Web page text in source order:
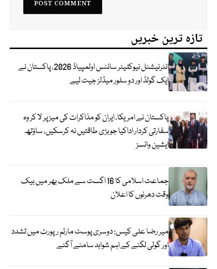
تازہ ترین خبریں
انٹرنیشنل نیوکلیئر سائنس اولمپیاڈ 2026، پاکستان نے
ایک گولڈ اور دو سلور میڈلز جیت لیے
پاکستان نے امریکا، ایران کو مذاکرات کی میز پر لا کر وہ
سفارتی کردار اداکیا جو بڑی طاقتیں نہ کرسکیں، ساؤتھ
ایشین وائسز
جماعت اسلامی کا 16 اگست سے ملک بھر میں بیک
وقت دھرنوں کا اعلان
میر رضا علی کیس: دوسری پوسٹ مارٹم رپورٹ میں تشدد
اور گولی لگنے کے اہم شواہد سامنے آگئے